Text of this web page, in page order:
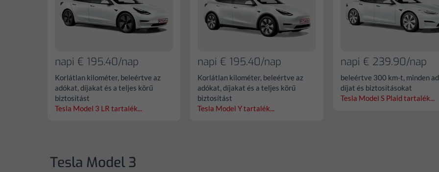
napi € 195.40/nap
Korlátlan kilométer, beleértve az
adókat, díjakat és a teljes körű
biztosítást
Tesla Model 3 LR tartalék...
napi € 195.40/nap
Korlátlan kilométer, beleértve az
adókat, díjakat és a teljes körű
biztosítást
Tesla Model Y tartalék...
napi € 239.90/nap
beleértve 300 km-t, minden
díjat és biztosításokat
Tesla Model S Plaid tartalék...
Tesla Model 3